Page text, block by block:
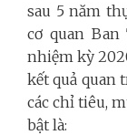
sau 5 năm
cơ quan
nhiệm kỳ
kết quả quan
các chỉ tiêu,
bật là: